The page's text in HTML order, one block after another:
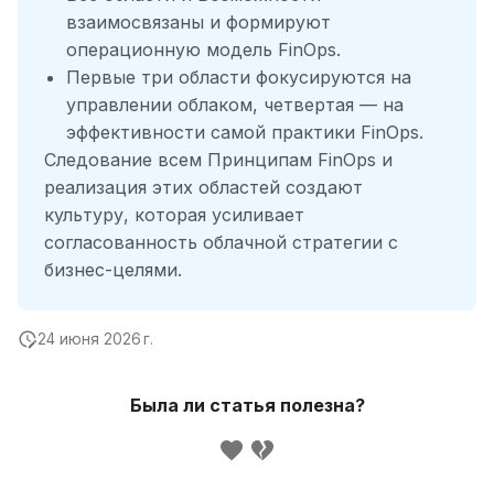
взаимосвязаны и формируют
операционную модель FinOps.
Первые три области фокусируются на
управлении облаком, четвертая — на
эффективности самой практики FinOps.
Следование всем Принципам FinOps и
реализация этих областей создают
культуру, которая усиливает
согласованность облачной стратегии с
бизнес-целями.
24 июня 2026 г.
Была ли статья полезна?